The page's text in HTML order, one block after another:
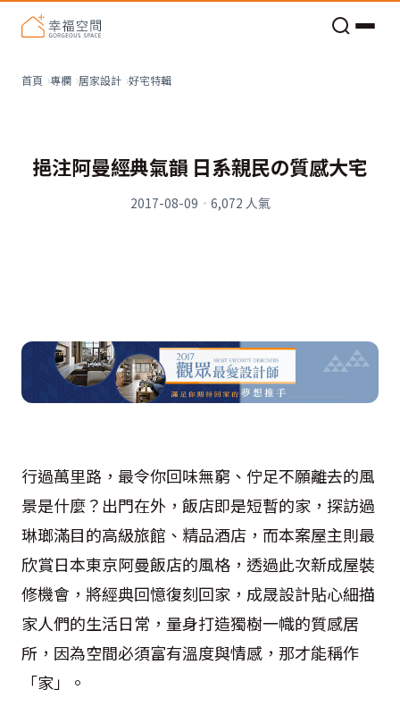
首頁 專欄 居家設計 好宅特輯
挹注阿曼經典氣韻 日系親民の質感大宅
2017-08-09 · 6,072 人氣
行過萬里路，最令你回味無窮、佇足不願離去的風
景是什麼？出門在外，飯店即是短暫的家，探訪過
琳瑯滿目的高級旅館、精品酒店，而本案屋主則最
欣賞日本東京阿曼飯店的風格，透過此次新成屋裝
修機會，將經典回憶復刻回家，成晟設計貼心細描
家人們的生活日常，量身打造獨樹一幟的質感居
所，因為空間必須富有溫度與情感，那才能稱作
「家」。